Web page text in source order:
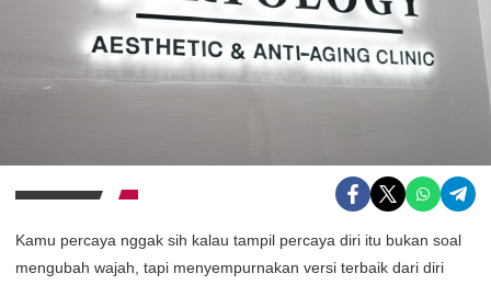
Kamu percaya nggak sih kalau tampil percaya diri itu bukan soal
mengubah wajah, tapi menyempurnakan versi terbaik dari diri